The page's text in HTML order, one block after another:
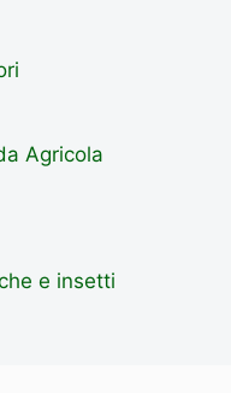
Agricola
e insetti